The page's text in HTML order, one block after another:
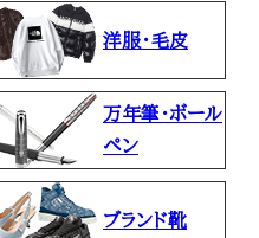
洋服・毛皮
万年筆・ボール
ペン
ブランド靴